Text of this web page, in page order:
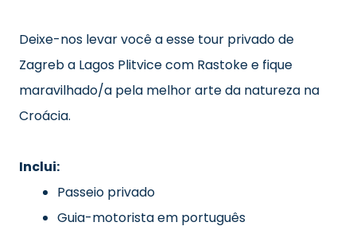
Deixe-nos levar você a esse tour privado de
Zagreb a Lagos Plitvice com Rastoke e fique
maravilhado/a pela melhor arte da natureza na
Croácia.
Inclui:
Passeio privado
Guia-motorista em português